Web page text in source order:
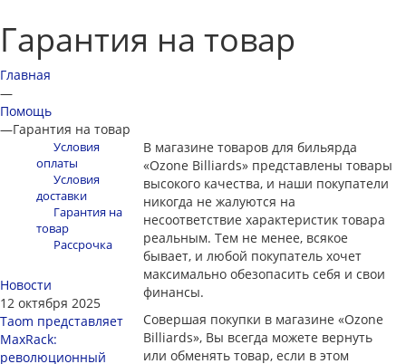
Гарантия на товар
Главная
—
Помощь
—Гарантия на товар
В магазине товаров для бильярда
«Ozone Billiards» представлены товары
высокого качества, и наши покупатели
никогда не жалуются на
несоответствие характеристик товара
реальным. Тем не менее, всякое
бывает, и любой покупатель хочет
максимально обезопасить себя и свои
финансы.
Совершая покупки в магазине «Ozone
Billiards», Вы всегда можете вернуть
или обменять товар, если в этом
Условия
оплаты
Условия
доставки
Гарантия на
товар
Рассрочка
Новости
12 октября 2025
Taom представляет
MaxRack:
революционный